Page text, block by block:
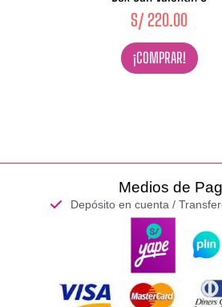
S/ 220.00
¡COMPRAR!
Medios de
Depósito en cuenta /